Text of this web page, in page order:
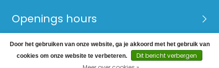
Openings hours
© Copyright 2026 Mijn Bus is Top -Webshop laten
maken
door Red Banana
Door het gebruiken van onze website, ga je akkoord met het gebruik van
cookies om onze website te verbeteren.
Dit bericht verbergen